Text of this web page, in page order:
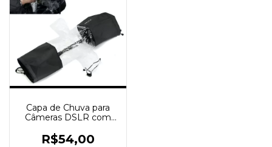
Capa de Chuva para
Câmeras DSLR com
R$54,00